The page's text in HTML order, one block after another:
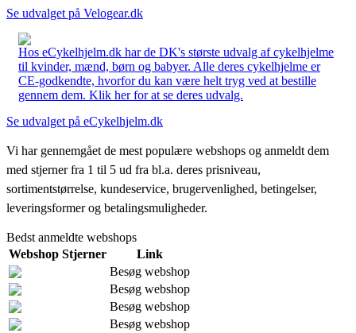
Se udvalget på Velogear.dk
Hos eCykelhjelm.dk har de DK's største udvalg af cykelhjelme
til kvinder, mænd, børn og babyer. Alle deres cykelhjelme er
CE-godkendte, hvorfor du kan være helt tryg ved at bestille
gennem dem. Klik her for at se deres udvalg.
Se udvalget på eCykelhjelm.dk
Vi har gennemgået de mest populære webshops og anmeldt dem
med stjerner fra 1 til 5 ud fra bl.a. deres prisniveau,
sortimentstørrelse, kundeservice, brugervenlighed, betingelser,
leveringsformer og betalingsmuligheder.
Bedst anmeldte webshops
Webshop Stjerner
Link
Besøg webshop
Besøg webshop
Besøg webshop
Besøg webshop